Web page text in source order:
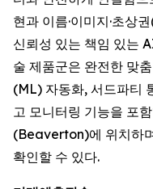
현과 이름·이미지·초상
신뢰성 있는 책임 있는
술 제품군은 완전한 맞
(ML) 자동화, 서드파티
고 모니터링 기능을 포
(Beaverton)에 위치하
확인할 수 있다.